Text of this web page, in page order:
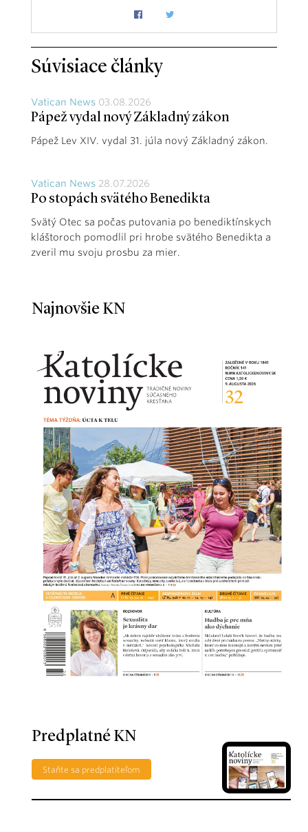
Súvisiace články
Vatican News 03.08.2026
Pápež vydal nový Základný zákon
Pápež Lev XIV. vydal 31. júla nový Základný zákon.
Vatican News 28.07.2026
Po stopách svätého Benedikta
Svätý Otec sa počas putovania po benediktínskych
kláštoroch pomodlil pri hrobe svätého Benedikta a
zveril mu svoju prosbu za mier.
Najnovšie KN
Predplatné KN
Staňte sa predplatiteľom